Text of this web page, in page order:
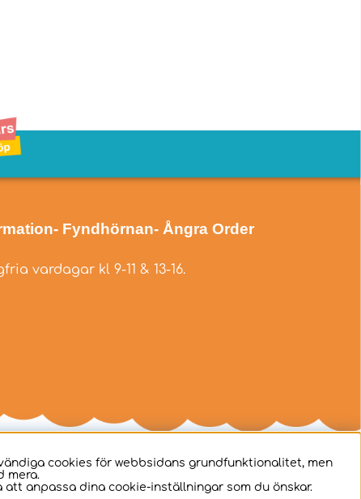
- Fyndhörnan- Ångra Order
vardagar kl 9-11 & 13-16.
cookies för webbsidans grundfunktionalitet, men
mera.
anpassa dina cookie-inställningar som du önskar.